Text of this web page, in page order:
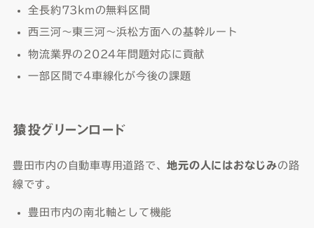
全長約73kmの無料区間
西三河〜東三河〜浜松方面への基幹ルート
物流業界の2024年問題対応に貢献
一部区間で4車線化が今後の課題
猿投グリーンロード
豊田市内の自動車専用道路で、地元の人にはおなじみの路
線です。
豊田市内の南北軸として機能